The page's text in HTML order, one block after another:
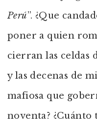
Perú”. ¿Que
poner a quien
cierran las celdas
y las decenas de
mafiosa que
noventa? ¿Cuánto